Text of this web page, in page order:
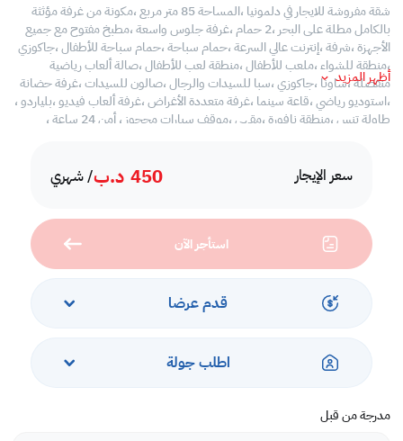
سعر الإيجار 450 د.ب/ شهري
استأجر الآن
قدم عرضا
اطلب جولة
مدرجة من قبل
شقة مفروشة للايجار في دلمونيا ،المساحة 85 متر مربع ،مكونة من غرفة مؤثثة
بالكامل مطلة على البحر ،2 حمام ،غرفة جلوس واسعة ،مطبخ مفتوح مع جميع
الأجهزة ،شرفة ،إنترنت عالي السرعة ،حمام سباحة ،حمام سباحة للأطفال ،جاكوزي
،منطقة للشواء ،ملعب للأطفال ،منطقة لعب للأطفال ،صالة ألعاب رياضية
منفصلة ،ساونا ،جاكوزي ،سبا للسيدات والرجال ،صالون للسيدات ،غرفة حضانة
،استوديو رياضي ،قاعة سينما ،غرفة متعددة الأغراض ،غرفة ألعاب فيديو ،بلياردو ،
طاولة تنس ،منطقة نافورة ،مقهى ،موقف سيارات محجوز ، أمن 24 ساعة ،
أظهر المزيد